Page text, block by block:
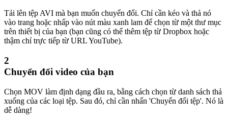
Tải lên tệp AVI mà bạn muốn chuyển đổi. Chỉ cần kéo và thả nó
vào trang hoặc nhấp vào nút màu xanh lam để chọn từ một thư mục
trên thiết bị của bạn (bạn cũng có thể thêm tệp từ Dropbox hoặc
thậm chí trực tiếp từ URL YouTube).
2
Chuyển đổi video của bạn
Chọn MOV làm định dạng đầu ra, bằng cách chọn từ danh sách thả
xuống của các loại tệp. Sau đó, chỉ cần nhấn 'Chuyển đổi tệp'. Nó là
dễ dàng!